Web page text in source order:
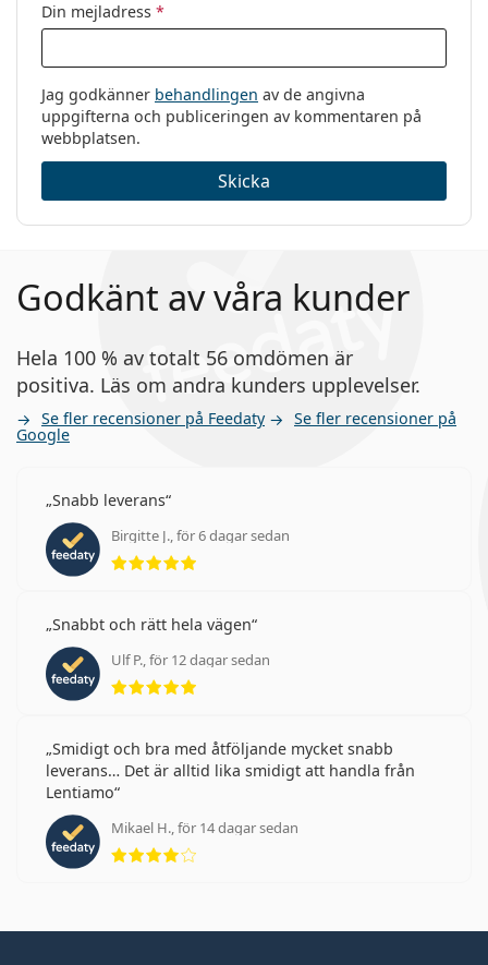
Din mejladress *
Jag godkänner behandlingen av de angivna
uppgifterna och publiceringen av kommentaren på
webbplatsen.
Skicka
Godkänt av våra kunder
Hela 100 % av totalt 56 omdömen är
positiva. Läs om andra kunders upplevelser.
Se fler recensioner på Feedaty Se fler recensioner på
Google
Snabb leverans
Birgitte J., för 6 dagar sedan
Betyg 5 av 5
Snabbt och rätt hela vägen
Ulf P., för 12 dagar sedan
Betyg 5 av 5
Smidigt och bra med åtföljande mycket snabb
leverans… Det är alltid lika smidigt att handla från
Lentiamo
Mikael H., för 14 dagar sedan
Betyg 4 av 5